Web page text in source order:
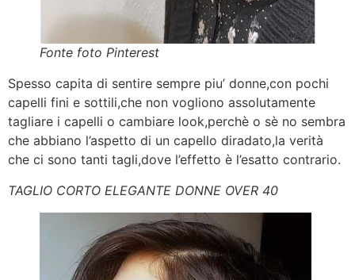
Fonte foto Pinterest
Spesso capita di sentire sempre piu’ donne,con pochi
capelli fini e sottili,che non vogliono assolutamente
tagliare i capelli o cambiare look,perchè o sè no sembra
che abbiano l’aspetto di un capello diradato,la verità
che ci sono tanti tagli,dove l’effetto è l’esatto contrario.
TAGLIO CORTO ELEGANTE DONNE OVER 40